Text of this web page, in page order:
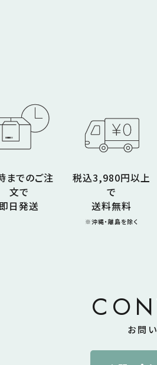
までのご注
文で
日発送
税込3,980円以上
で
送料無料
※沖縄・離島を除く
お問